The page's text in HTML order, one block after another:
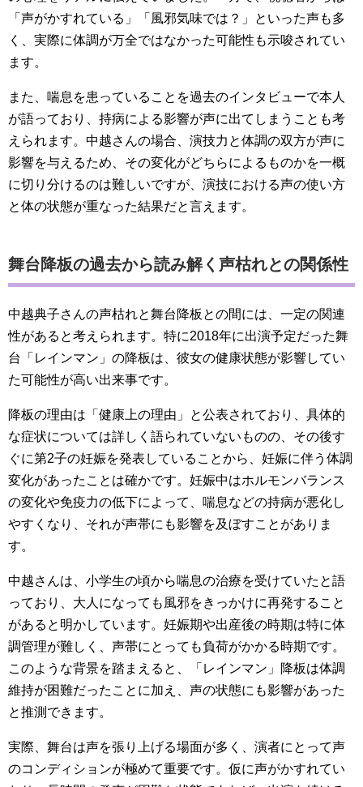
「声がかすれている」「風邪気味では？」といった声も多
く、実際に体調が万全ではなかった可能性も示唆されてい
ます。
また、喘息を患っていることを過去のインタビューで本人
が語っており、持病による影響が声に出てしまうことも考
えられます。中越さんの場合、演技力と体調の双方が声に
影響を与えるため、その変化がどちらによるものかを一概
に切り分けるのは難しいですが、演技における声の使い方
と体の状態が重なった結果だと言えます。
舞台降板の過去から読み解く声枯れとの関係性
中越典子さんの声枯れと舞台降板との間には、一定の関連
性があると考えられます。特に2018年に出演予定だった舞
台「レインマン」の降板は、彼女の健康状態が影響してい
た可能性が高い出来事です。
降板の理由は「健康上の理由」と公表されており、具体的
な症状については詳しく語られていないものの、その後す
ぐに第2子の妊娠を発表していることから、妊娠に伴う体調
変化があったことは確かです。妊娠中はホルモンバランス
の変化や免疫力の低下によって、喘息などの持病が悪化し
やすくなり、それが声帯にも影響を及ぼすことがありま
す。
中越さんは、小学生の頃から喘息の治療を受けていたと語
っており、大人になっても風邪をきっかけに再発すること
があると明かしています。妊娠期や出産後の時期は特に体
調管理が難しく、声帯にとっても負荷がかかる時期です。
このような背景を踏まえると、「レインマン」降板は体調
維持が困難だったことに加え、声の状態にも影響があった
と推測できます。
実際、舞台は声を張り上げる場面が多く、演者にとって声
のコンディションが極めて重要です。仮に声がかすれてい